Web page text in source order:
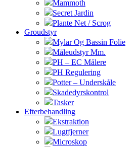
Mammoth
Secret Jardin
Plante Net / Scrog
Groudstyr
Mylar Og Bassin Folie
Måleudstyr Mm.
PH – EC Målere
PH Regulering
Potter – Underskåle
Skadedyrskontrol
Tasker
Efterbehandling
Ekstraktion
Lugtfjerner
Microskop